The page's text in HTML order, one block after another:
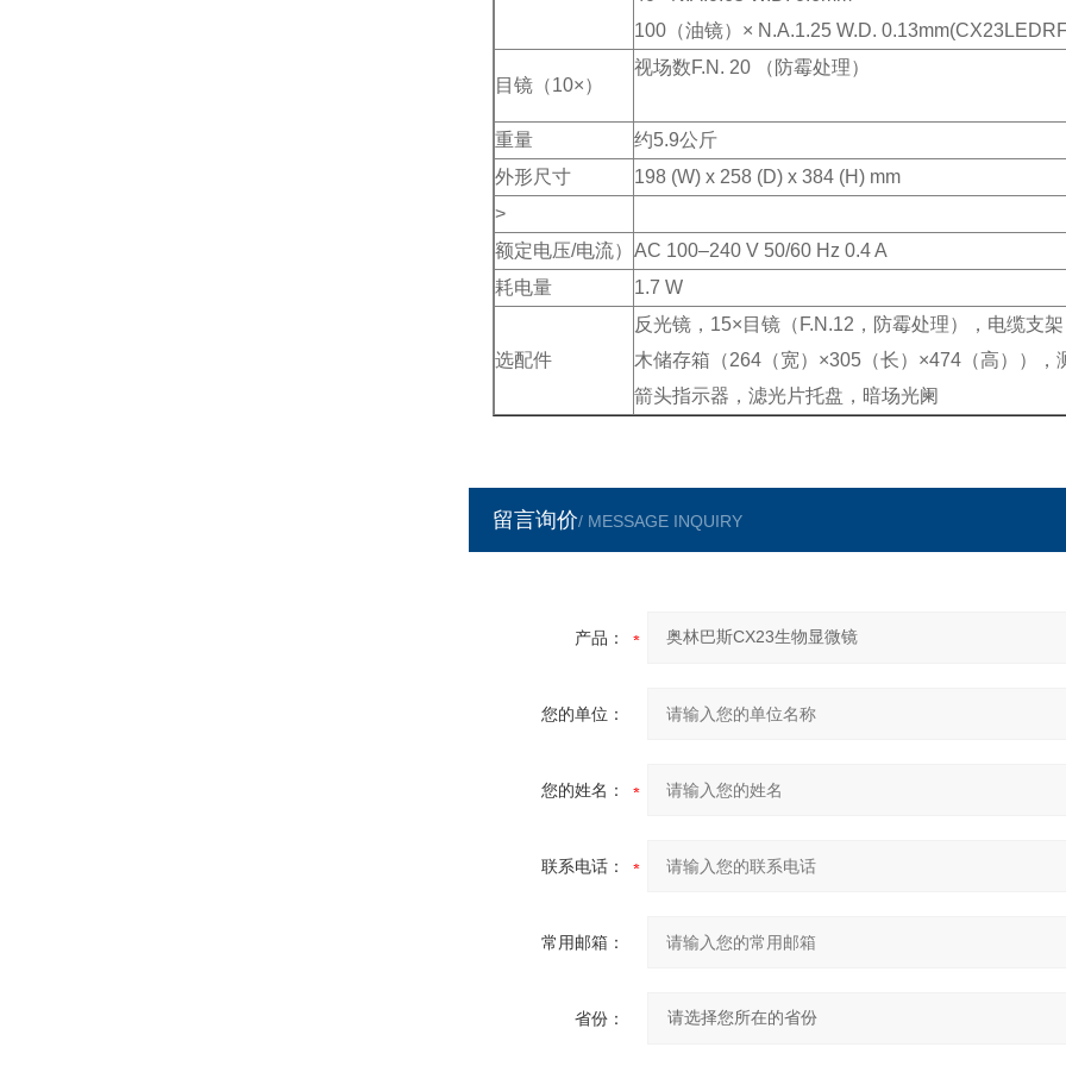
100（油镜）× N.A.1.25 W.D.
目镜（10×）
视场数F.N. 20 （防霉处理）
重量
约5.9公斤
外形尺寸
198 (W) x 258 (D) x 384 (H) mm
>
额定电压/电流） AC 100–240 V 50/60 Hz 0.4 A
耗电量
1.7 W
选配件
反光镜，15×目镜（F.N.12，防霉处理），电缆支架
木储存箱（264（宽）×305（长）×474（高）），
箭头指示器，滤光片托盘，暗场光阑
留言询价/ MESSAGE INQUIRY
产品：
您的单位：
您的姓名：
联系电话：
常用邮箱：
省份：